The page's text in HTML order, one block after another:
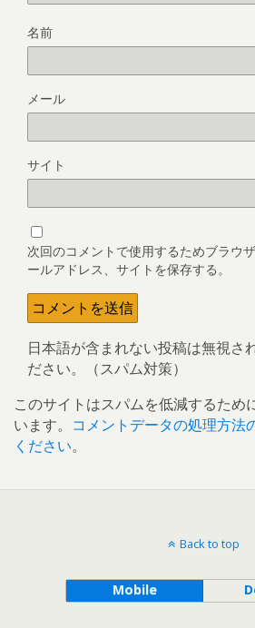
名前
メール
サイト
次回のコメントで使用するためブラウ
ールアドレス、サイトを保存する。
日本語が含まれない投稿は無視さ
ださい。（スパム対策）
このサイトはスパムを低減するため
います。 コメントデータの処理方法
ください。
Back to top
Mobile